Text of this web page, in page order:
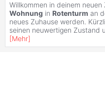
Willkommen in deinem
Wohnung in Rotenturm an
neues Zuhause werden.
seinen neuwertigen Zustand
[Mehr]